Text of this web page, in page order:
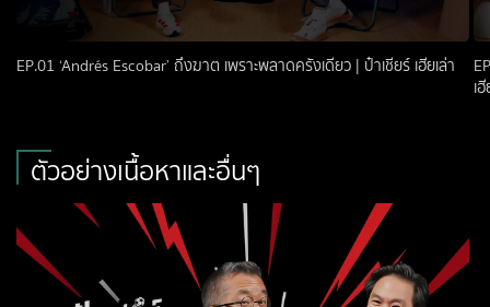
EP.01 ‘Andrés Escobar’ ถึงฆาต เพราะพลาดครั้งเดียว | ป๋าเชียร์ เฮียเล่า
เ
ตัวอย่างเนื้อหาและอื่นๆ